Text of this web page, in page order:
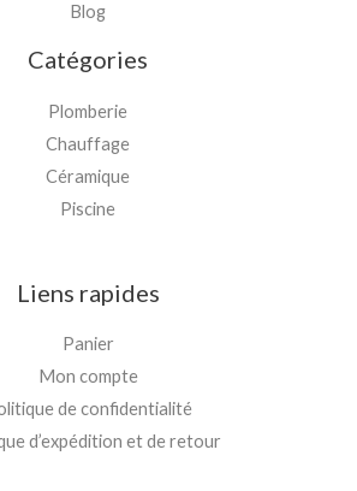
Blog
Catégories
Plomberie
Chauffage
Céramique
Piscine
Liens rapides
Panier
Mon compte
de confidentialité
d’expédition et de retour